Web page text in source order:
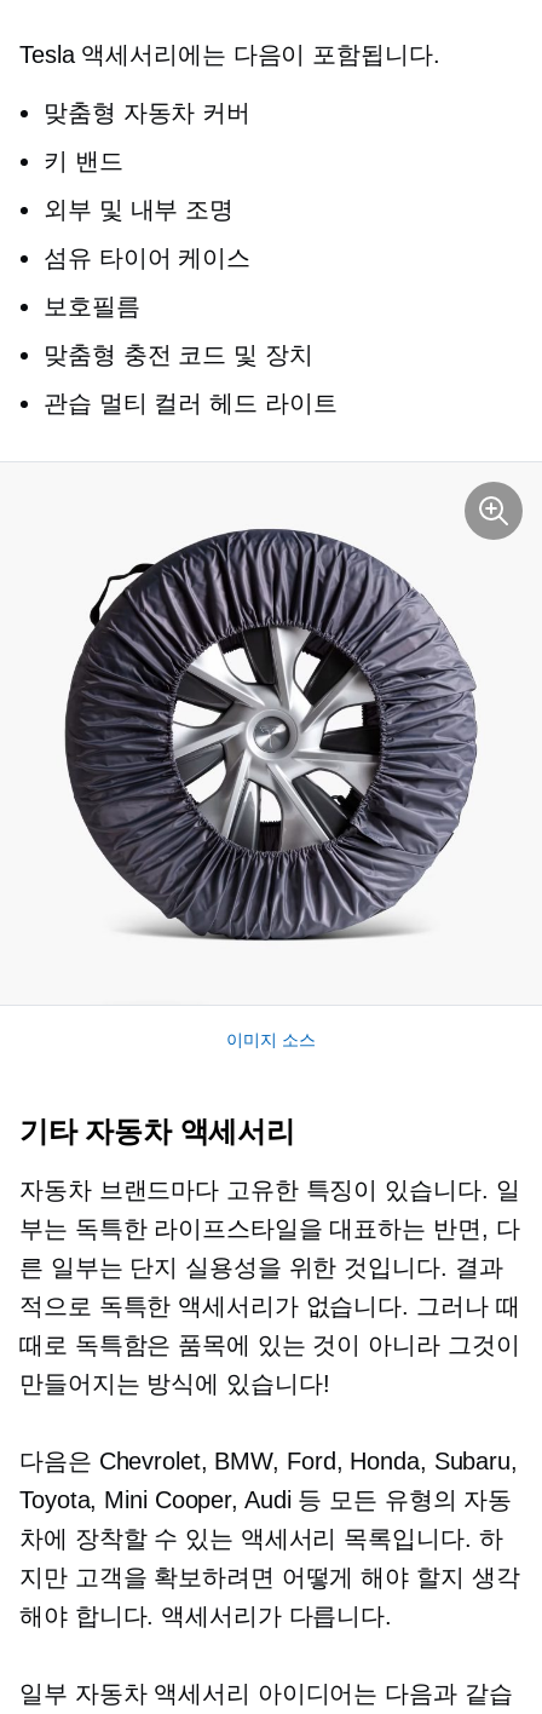
Tesla 액세서리에는 다음이 포함됩니다.
맞춤형 자동차 커버
키 밴드
외부 및 내부 조명
섬유 타이어 케이스
보호필름
맞춤형 충전 코드 및 장치
관습 멀티 컬러 헤드 라이트
이미지 소스
기타 자동차 액세서리
자동차 브랜드마다 고유한 특징이 있습니다. 일
부는 독특한 라이프스타일을 대표하는 반면, 다
른 일부는 단지 실용성을 위한 것입니다. 결과
적으로 독특한 액세서리가 없습니다. 그러나 때
때로 독특함은 품목에 있는 것이 아니라 그것이
만들어지는 방식에 있습니다!
다음은 Chevrolet, BMW, Ford, Honda, Subaru,
Toyota, Mini Cooper, Audi 등 모든 유형의 자동
차에 장착할 수 있는 액세서리 목록입니다. 하
지만 고객을 확보하려면 어떻게 해야 할지 생각
해야 합니다. 액세서리가 다릅니다.
일부 자동차 액세서리 아이디어는 다음과 같습